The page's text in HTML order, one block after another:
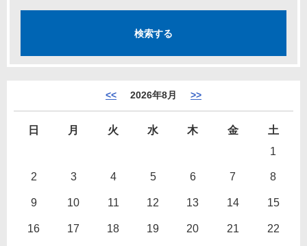
<< 2026年8月 >>
日 月 火 水 木 金
土
1
2 3 4 5 6 7 8
9 10 11 12 13 14 15
16 17 18 19 20 21 22